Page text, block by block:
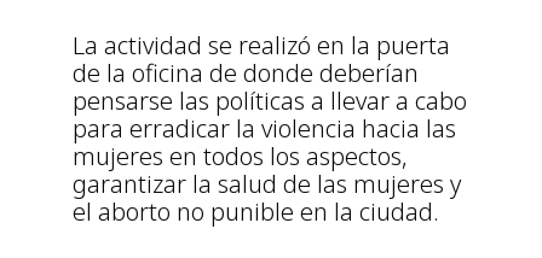
La actividad se realizó en la puerta
de la oficina de donde deberían
pensarse las políticas a llevar a cabo
para erradicar la violencia hacia las
mujeres en todos los aspectos,
garantizar la salud de las mujeres y
el aborto no punible en la ciudad.